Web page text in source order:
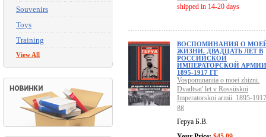
Souvenirs
Toys
Training
View All
shipped in 14-20 days
ВОСПОМИНАНИЯ О
ЖИЗНИ. ДВАДЦАТЬ ЛЕТ В
РОССИЙСКОЙ
ИМПЕРАТОРСКОЙ
1895-1917 ГГ
Vospominaniia o moei zhizni.
Dvadtsat' let v Rossiiskoi
Imperatorskoi armii. 1895-1917
gg
Геруа Б.В.